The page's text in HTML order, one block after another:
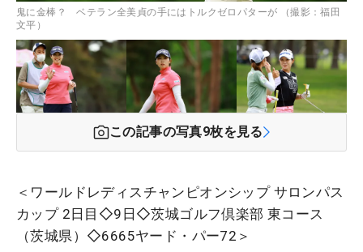
鬼に金棒？ ベテラン全美貞の手にはトルクゼロパターが （撮影：福田
文平）
この記事の写真9枚を見る
＜ワールドレディスチャンピオンシップ サロンパス
カップ 2日目◇9日◇茨城ゴルフ倶楽部 東コース
（茨城県）◇6665ヤード・パー72＞